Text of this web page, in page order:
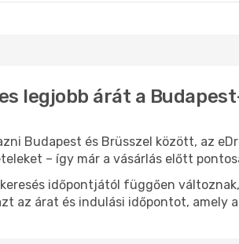
legjobb árát a
Budapest és Brüsszel között, az
– így már a vásárlás előtt
időpontjától függően
az árat és indulási időpontot, amely